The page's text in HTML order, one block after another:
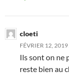
cloeti
FÉVRIER 12,
Ils sont on ne
reste bien au